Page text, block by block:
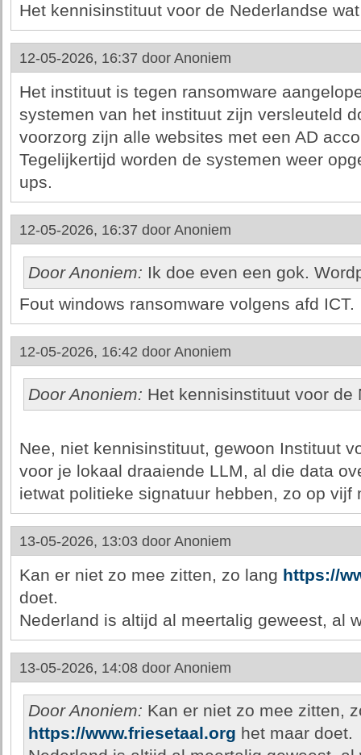
Het kennisinstituut voor de Nederlandse
12-05-2026, 16:37 door Anoniem
Het instituut is tegen ransomware
systemen van het instituut zijn versleuteld
voorzorg zijn alle websites met een AD
Tegelijkertijd worden de systemen weer
ups.
12-05-2026, 16:37 door Anoniem
Door Anoniem: Ik doe even een gok.
Fout windows ransomware volgens afd ICT.
12-05-2026, 16:42 door Anoniem
Door Anoniem: Het kennisinstituut voor de
Nee, niet kennisinstituut, gewoon Instituut
voor je lokaal draaiende LLM, al die data
ietwat politieke signatuur hebben, zo op vijf
13-05-2026, 13:03 door Anoniem
Kan er niet zo mee zitten, zo lang https://
doet.
Nederland is altijd al meertalig geweest, al
13-05-2026, 14:08 door Anoniem
Door Anoniem: Kan er niet zo mee zitten,
https://www.friesetaal.org het maar doet.